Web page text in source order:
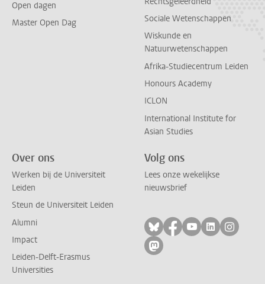
Open dagen
Master Open Dag
Sociale Wetenschappen
Wiskunde en
Natuurwetenschappen
Afrika-Studiecentrum Leiden
Honours Academy
ICLON
International Institute for
Asian Studies
Over ons
Werken bij de Universiteit
Leiden
Steun de Universiteit Leiden
Alumni
Impact
Leiden-Delft-Erasmus
Universities
Volg ons
Lees onze wekelijkse
nieuwsbrief
Volg ons op bluesky
Volg ons op
Volg ons op
Volg ons
Volg
Volg ons op mastodon